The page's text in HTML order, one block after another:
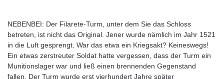
NEBENBEI: Der Filarete-Turm, unter dem Sie das Schloss
betreten, ist nicht das Original. Jener wurde nämlich im Jahr 1521
in die Luft gesprengt. War das etwa ein Kriegsakt? Keineswegs!
Ein etwas zerstreuter Soldat hatte vergessen, dass der Turm ein
Munitionslager war und ließ einen brennenden Gegenstand
fallen. Der Turm wurde erst vierhundert Jahre später